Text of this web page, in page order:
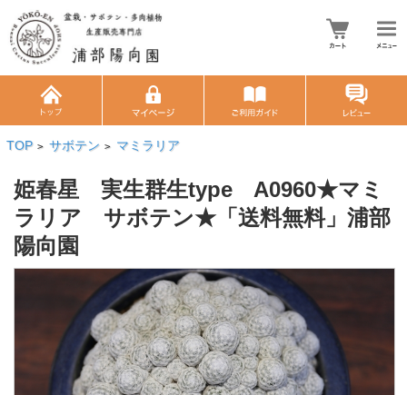
TOP > サボテン > マミラリア
姫春星 実生群生type A0960★マミ
ラリア サボテン★「送料無料」浦部
陽向園